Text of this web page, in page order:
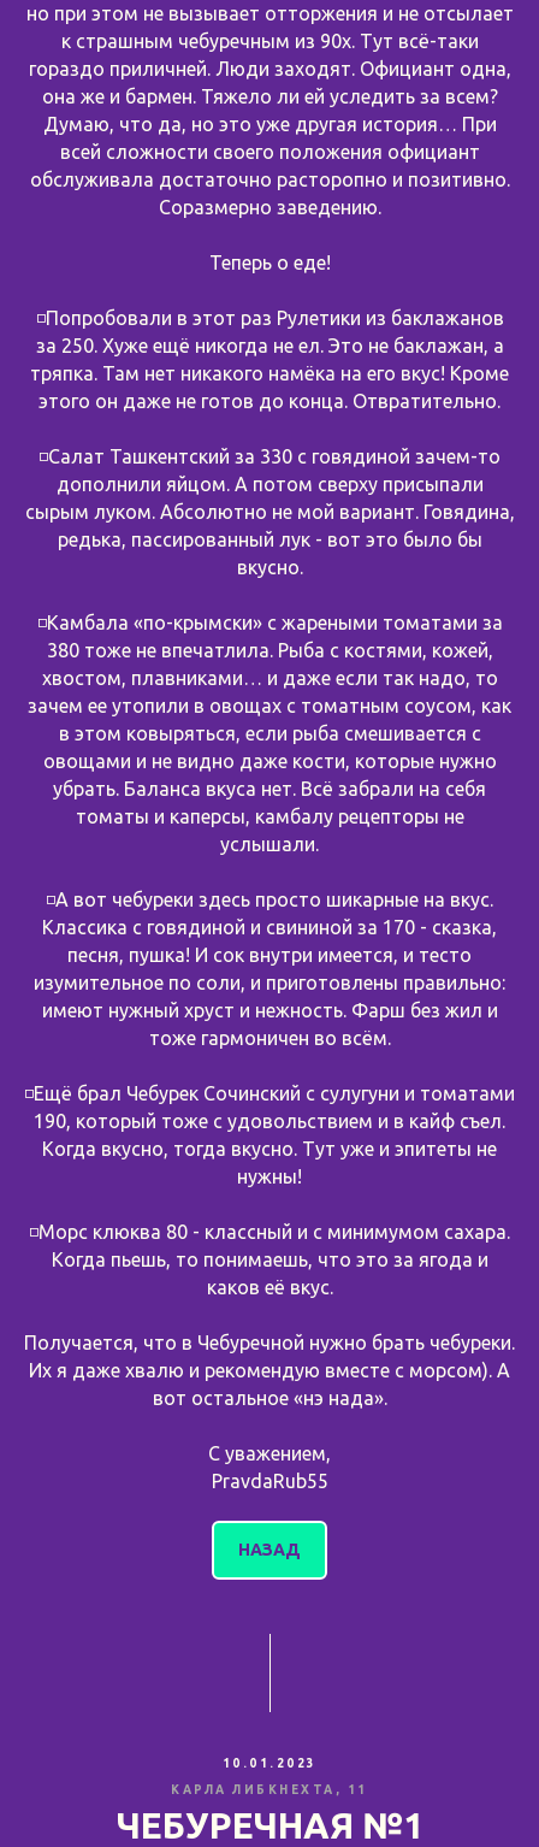
но при этом не вызывает отторжения и не отсылает
к страшным чебуречным из 90х. Тут всё-таки
гораздо приличней. Люди заходят. Официант одна,
она же и бармен. Тяжело ли ей уследить за всем?
Думаю, что да, но это уже другая история… При
всей сложности своего положения официант
обслуживала достаточно расторопно и позитивно.
Соразмерно заведению.
Теперь о еде!
◽️Попробовали в этот раз Рулетики из баклажанов
за 250. Хуже ещё никогда не ел. Это не баклажан, а
тряпка. Там нет никакого намёка на его вкус! Кроме
этого он даже не готов до конца. Отвратительно.
◽️Салат Ташкентский за 330 с говядиной зачем-то
дополнили яйцом. А потом сверху присыпали
сырым луком. Абсолютно не мой вариант. Говядина,
редька, пассированный лук - вот это было бы
вкусно.
◽️Камбала «по-крымски» с жареными томатами за
380 тоже не впечатлила. Рыба с костями, кожей,
хвостом, плавниками… и даже если так надо, то
зачем ее утопили в овощах с томатным соусом, как
в этом ковыряться, если рыба смешивается с
овощами и не видно даже кости, которые нужно
убрать. Баланса вкуса нет. Всё забрали на себя
томаты и каперсы, камбалу рецепторы не
услышали.
◽️А вот чебуреки здесь просто шикарные на вкус.
Классика с говядиной и свининой за 170 - сказка,
песня, пушка! И сок внутри имеется, и тесто
изумительное по соли, и приготовлены правильно:
имеют нужный хруст и нежность. Фарш без жил и
тоже гармоничен во всём.
◽️Ещё брал Чебурек Сочинский с сулугуни и томатами
190, который тоже с удовольствием и в кайф съел.
Когда вкусно, тогда вкусно. Тут уже и эпитеты не
нужны!
◽️Морс клюква 80 - классный и с минимумом сахара.
Когда пьешь, то понимаешь, что это за ягода и
каков её вкус.
Получается, что в Чебуречной нужно брать чебуреки.
Их я даже хвалю и рекомендую вместе с морсом). А
вот остальное «нэ нада».
С уважением,
PravdaRub55
НАЗАД
10.01.2023
КАРЛА ЛИБКНЕХТА, 11
ЧЕБУРЕЧНАЯ №1